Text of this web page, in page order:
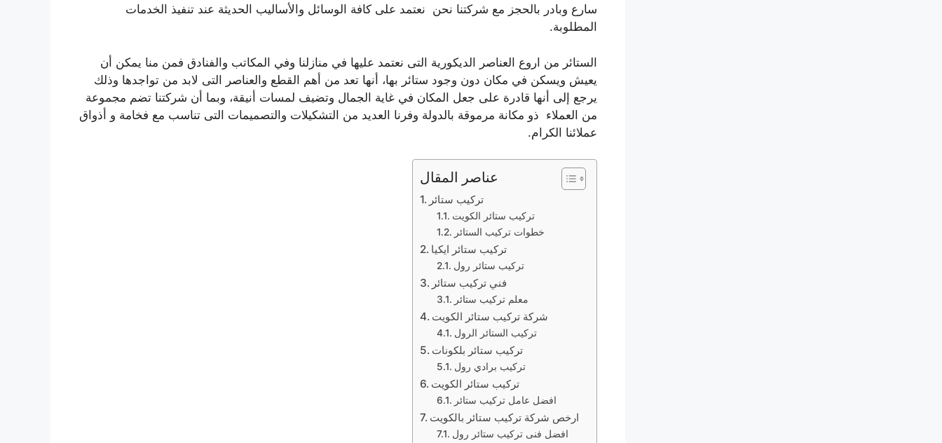
سارع وبادر بالحجز مع شركتنا نحن نعتمد على كافة الوسائل والأساليب الحديثة عند تنفيذ الخدمات
المطلوبة.
الستائر من اروع العناصر الديكورية التى نعتمد عليها في منازلنا وفي المكاتب والفنادق فمن منا يمكن أن
يعيش ويسكن في مكان دون وجود ستائر بها، أنها تعد من أهم القطع والعناصر التى لابد من تواجدها وذلك
يرجع إلى أنها قادرة على جعل المكان في غاية الجمال وتضيف لمسات أنيقة، وبما أن شركتنا تضم مجموعة
من العملاء ذو مكانة مرموقة بالدولة وفرنا العديد من التشكيلات والتصميمات التى تناسب مع فخامة و أذواق
عملائنا الكرام.
عناصر المقال
تركيب ستائر
تركيب ستائر الكويت
خطوات تركيب الستائر
تركيب ستائر ايكيا
تركيب ستائر رول
فني تركيب ستائر
معلم تركيب ستائر
شركة تركيب ستائر الكويت
تركيب الستائر الرول
تركيب ستائر بلكونات
تركيب برادي رول
تركيب ستائر الكويت